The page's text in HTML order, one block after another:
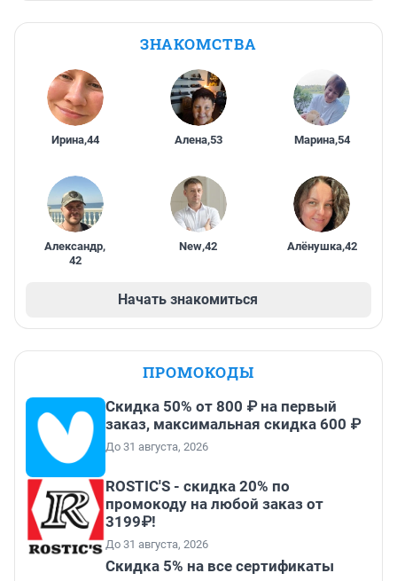
ЗНАКОМСТВА
Ирина,44 Алена,53 Марина,54
Александр,
42
New,42 Алёнушка,42
Начать знакомиться
ПРОМОКОДЫ
Скидка 50% от 800 ₽ на первый
заказ, максимальная скидка 600 ₽
До 31 августа, 2026
ROSTIC'S - скидка 20% по
промокоду на любой заказ от
3199₽!
До 31 августа, 2026
Скидка 5% на все сертификаты